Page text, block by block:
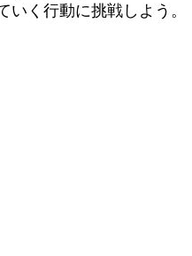
て拡げていく行動に